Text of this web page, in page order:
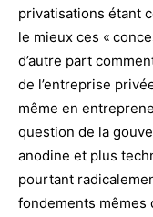
privatisations étant
le mieux ces «
d’autre part
de l’entreprise
même en
question de la
anodine et plus
pourtant
fondements mêmes